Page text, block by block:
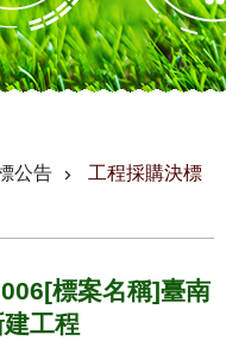
公告 工程採購決標
標案名稱]臺南
工程